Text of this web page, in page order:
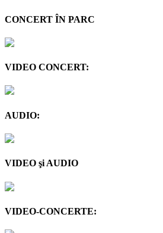
CONCERT ÎN PARC
VIDEO CONCERT:
AUDIO:
VIDEO şi AUDIO
VIDEO-CONCERTE: